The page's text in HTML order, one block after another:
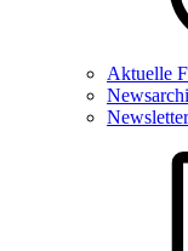
Aktuelle